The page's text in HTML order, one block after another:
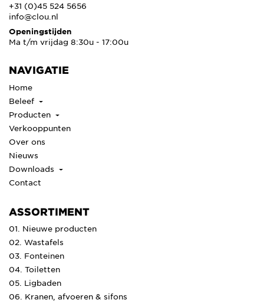
+31 (0)45 524 5656
info@clou.nl
Openingstijden
Ma t/m vrijdag 8:30u - 17:00u
NAVIGATIE
Home
Beleef
Producten
Verkooppunten
Over ons
Nieuws
Downloads
Contact
ASSORTIMENT
01. Nieuwe producten
02. Wastafels
03. Fonteinen
04. Toiletten
05. Ligbaden
06. Kranen, afvoeren & sifons